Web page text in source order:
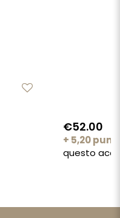
€52.00
+ 5,20
questo